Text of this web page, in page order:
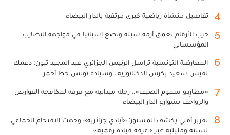
4 تفاصيل منشأة رياضية كبرى مرتقبة بالدار البيضاء
5
حرب الأرقام تعمق أزمة سبتة وتضع إسبانيا في مواجهة التضارب
المؤسساتي
6
المعارضة التونسية تراسل الرئيس الجزائري عبد المجيد تبون: دعمك
لقيس سعيد يكرس الدكتاتورية.. وسيادة تونس خط أحمر
7
«مطارِدو سموم الصيف».. رحلة ميدانية مع فرقة لمكافحة القوارض
والزواحف بشوارع الدار البيضاء
8
تقرير أمني يكشف المستور: «أيادي جزائرية» وجهت الاقتحام الجماعي
لسبتة ومليلية عبر «غرفة قيادة رقمية»